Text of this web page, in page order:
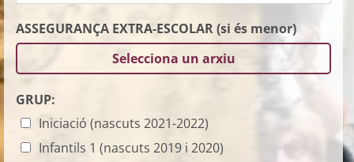
ASSEGURANÇA EXTRA-ESCOLAR (si és menor)
Selecciona un arxiu
GRUP:
Iniciació (nascuts 2021-2022)
Infantils 1 (nascuts 2019 i 2020)